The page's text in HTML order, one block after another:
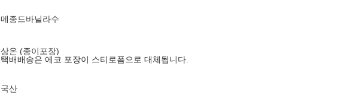
메종드바닐라수
상온 (종이포장)
택배배송은 에코 포장이 스티로폼으로 대체됩니다.
국산